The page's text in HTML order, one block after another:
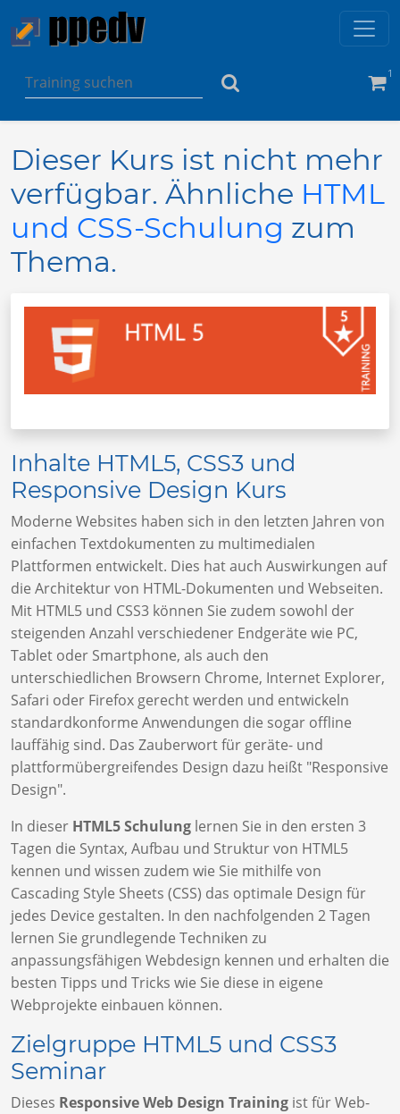
1
Dieser Kurs ist nicht mehr
verfügbar. Ähnliche HTML
und CSS-Schulung zum
Thema.
Inhalte HTML5, CSS3 und
Responsive Design Kurs
Moderne Websites haben sich in den letzten Jahren von
einfachen Textdokumenten zu multimedialen
Plattformen entwickelt. Dies hat auch Auswirkungen auf
die Architektur von HTML-Dokumenten und Webseiten.
Mit HTML5 und CSS3 können Sie zudem sowohl der
steigenden Anzahl verschiedener Endgeräte wie PC,
Tablet oder Smartphone, als auch den
unterschiedlichen Browsern Chrome, Internet Explorer,
Safari oder Firefox gerecht werden und entwickeln
standardkonforme Anwendungen die sogar offline
lauffähig sind. Das Zauberwort für geräte- und
plattformübergreifendes Design dazu heißt "Responsive
Design".
In dieser HTML5 Schulung lernen Sie in den ersten 3
Tagen die Syntax, Aufbau und Struktur von HTML5
kennen und wissen zudem wie Sie mithilfe von
Cascading Style Sheets (CSS) das optimale Design für
jedes Device gestalten. In den nachfolgenden 2 Tagen
lernen Sie grundlegende Techniken zu
anpassungsfähigen Webdesign kennen und erhalten die
besten Tipps und Tricks wie Sie diese in eigene
Webprojekte einbauen können.
Zielgruppe HTML5 und CSS3
Seminar
Dieses Responsive Web Design Training ist für Web-